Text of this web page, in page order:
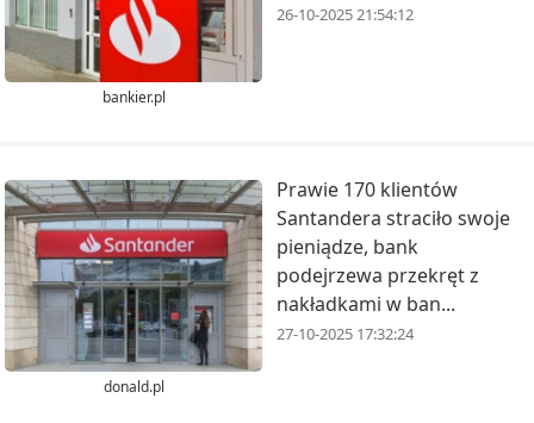
bankier.pl
26-10-2025 21:54:12
donald.pl
Prawie 170 klientów
Santandera straciło swoje
pieniądze, bank
podejrzewa przekręt z
nakładkami w ban...
27-10-2025 17:32:24